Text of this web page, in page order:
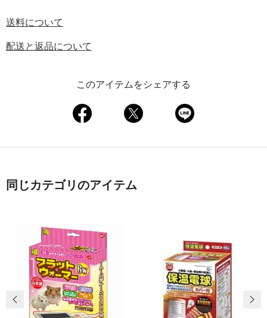
送料について
配送と返品について
このアイテムをシェアする
同じカテゴリのアイテム
前の画像 次